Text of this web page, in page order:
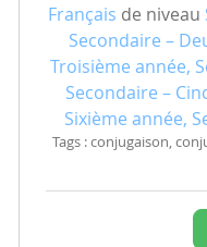
Français de niveau
Secondaire –
Troisième année,
Secondaire –
Sixième année,
Tags : conjugaison,